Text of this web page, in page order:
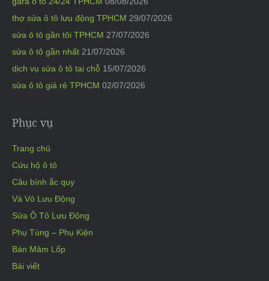
thợ sửa ô tô lưu động TPHCM 29/07/2026
sửa ô tô gần tôi TPHCM 27/07/2026
sửa ô tô gần nhất 21/07/2026
dịch vụ sửa ô tô tại chỗ 15/07/2026
sửa ô tô giá rẻ TPHCM 02/07/2026
Phục vụ
Trang chủ
Cứu hộ ô tô
Câu bình ắc quy
Vá Vỏ Lưu Động
Sửa Ô Tô Lưu Động
Phụ Tùng – Phụ Kiện
Bán Mâm Lốp
Bài viết